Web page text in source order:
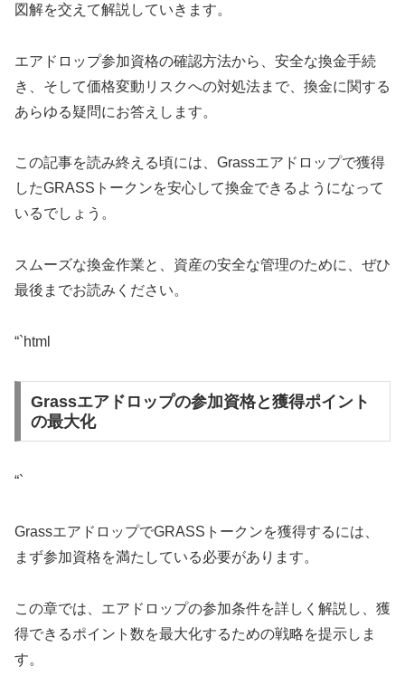
図解を交えて解説していきます。
エアドロップ参加資格の確認方法から、安全な換金手続
き、そして価格変動リスクへの対処法まで、換金に関する
あらゆる疑問にお答えします。
この記事を読み終える頃には、Grassエアドロップで獲得
したGRASSトークンを安心して換金できるようになって
いるでしょう。
スムーズな換金作業と、資産の安全な管理のために、ぜひ
最後までお読みください。
“`html
Grassエアドロップの参加資格と獲得ポイント
の最大化
“`
GrassエアドロップでGRASSトークンを獲得するには、
まず参加資格を満たしている必要があります。
この章では、エアドロップの参加条件を詳しく解説し、獲
得できるポイント数を最大化するための戦略を提示しま
す。